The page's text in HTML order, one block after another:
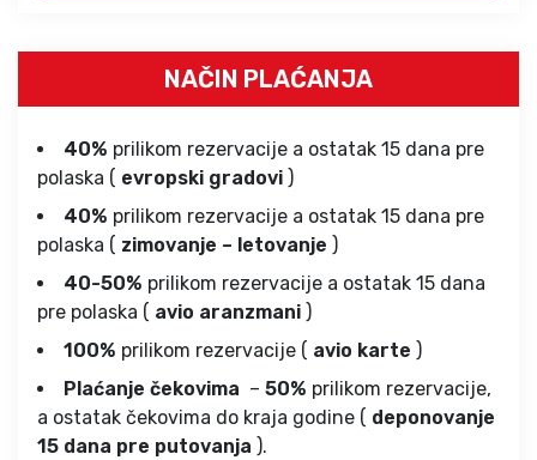
NAČIN PLAĆANJA
40% prilikom rezervacije a ostatak 15 dana pre
polaska ( evropski gradovi )
40% prilikom rezervacije a ostatak 15 dana pre
polaska ( zimovanje – letovanje )
40-50% prilikom rezervacije a ostatak 15 dana
pre polaska ( avio aranzmani )
100% prilikom rezervacije ( avio karte )
Plaćanje čekovima – 50% prilikom rezervacije,
a ostatak čekovima do kraja godine ( deponovanje
15 dana pre putovanja ).